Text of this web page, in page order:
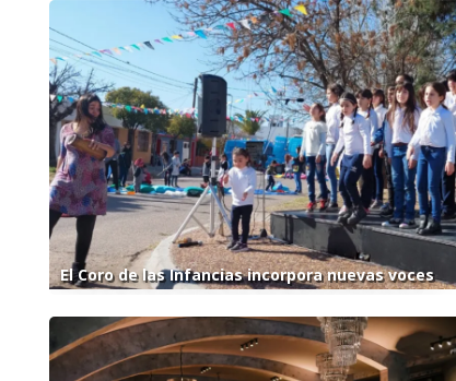
El Coro de las Infancias incorpora nuevas voces